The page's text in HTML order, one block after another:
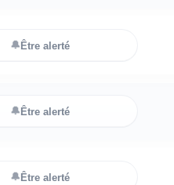
🔔Être alerté
🔔Être alerté
🔔Être alerté